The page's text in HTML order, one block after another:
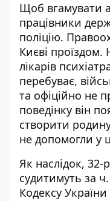
Щоб вгамувати
працівники
поліцію.
Києві проїздом.
лікарів
перебуває,
та офіційно не
поведінку він
створити
не допомогли у
Як наслідок, 32-
судитимуть за
Кодексу України